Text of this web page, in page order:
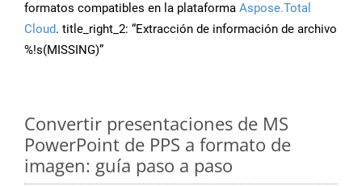
formatos compatibles en la plataforma Aspose.Total
Cloud. title_right_2: “Extracción de información de archivo
%!s(MISSING)”
Convertir presentaciones de MS
PowerPoint de PPS a formato de
imagen: guía paso a paso